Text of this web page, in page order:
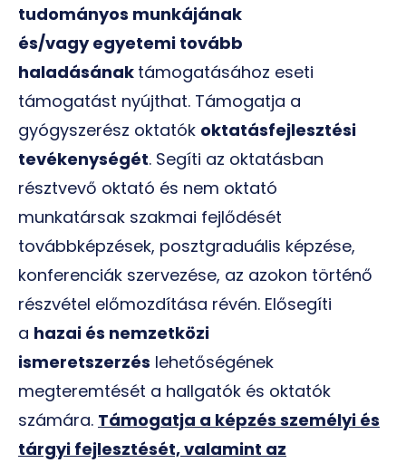
tudományos munkájának
és/vagy egyetemi tovább
haladásának támogatásához eseti
támogatást nyújthat. Támogatja a
gyógyszerész oktatók oktatásfejlesztési
tevékenységét. Segíti az oktatásban
résztvevő oktató és nem oktató
munkatársak szakmai fejlődését
továbbképzések, posztgraduális képzése,
konferenciák szervezése, az azokon történő
részvétel előmozdítása révén. Elősegíti
a hazai és nemzetközi
ismeretszerzés lehetőségének
megteremtését a hallgatók és oktatók
számára. Támogatja a képzés személyi és
tárgyi fejlesztését, valamint az